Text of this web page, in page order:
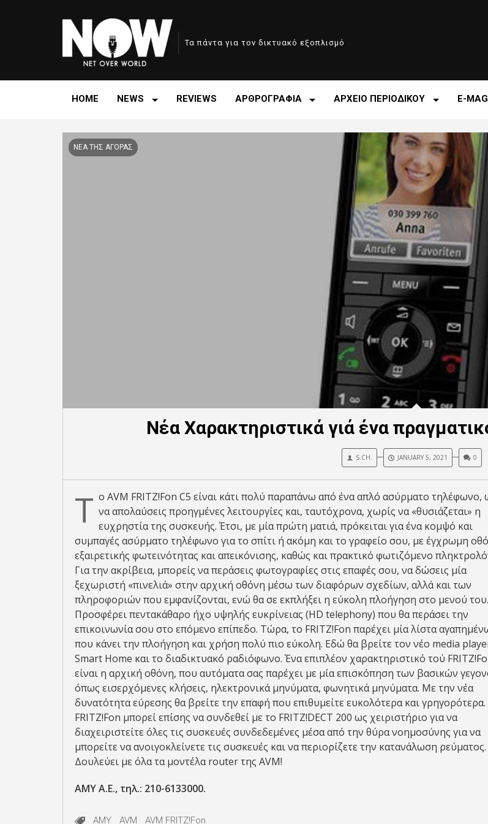
Τα πάντα για τον δικτυακό εξοπλισμό
HOME NEWS REVIEWS ΑΡΘΡΟΓΡΑΦΙΑ ΑΡΧΕΙΟ ΠΕΡΙΟΔΙΚΟΥ E-
ΝΕΑ ΤΗΣ ΑΓΟΡΑΣ
Νέα Χαρακτηριστικά γιά ένα
S.CH. JANUARY 5, 2021 0
Τ ο AVM FRITZ!Fon C5 είναι κάτι πολύ παραπάνω από ένα απλό ασύρματο τηλέφωνο,
να απολαύσεις προηγμένες λειτουργίες και, ταυτόχρονα, χωρίς να «θυσιάζεται» η
ευχρηστία της συσκευής. Έτσι, με μία πρώτη ματιά, πρόκειται για ένα κομψό και
συμπαγές ασύρματο τηλέφωνο για το σπίτι ή ακόμη και το γραφείο σου, με έγχρωμη
εξαιρετικής φωτεινότητας και απεικόνισης, καθώς και πρακτικό φωτιζόμενο
Για την ακρίβεια, μπορείς να περάσεις φωτογραφίες στις επαφές σου, να δώσεις μία
ξεχωριστή «πινελιά» στην αρχική οθόνη μέσω των διαφόρων σχεδίων, αλλά και των
πληροφοριών που εμφανίζονται, ενώ θα σε εκπλήξει η εύκολη πλοήγηση στο μενού του.
Προσφέρει πεντακάθαρο ήχο υψηλής ευκρίνειας (HD telephony) που θα περάσει την
επικοινωνία σου στο επόμενο επίπεδο. Τώρα, το FRITZ!Fon παρέχει μία λίστα
που κάνει την πλοήγηση και χρήση πολύ πιο εύκολη. Εδώ θα βρείτε τον νέο media
Smart Home και το διαδικτυακό ραδιόφωνο. Ένα επιπλέον χαρακτηριστικό τού
είναι η αρχική οθόνη, που αυτόματα σας παρέχει με μία επισκόπηση των βασικών
όπως εισερχόμενες κλήσεις, ηλεκτρονικά μηνύματα, φωνητικά μηνύματα. Με την νέα
δυνατότητα εύρεσης θα βρείτε την επαφή που επιθυμείτε ευκολότερα και
FRITZ!Fon μπορεί επίσης να συνδεθεί με το FRITZ!DECT 200 ως χειριστήριο για να
διαχειριστείτε όλες τις συσκευές συνδεδεμένες μέσα από την θύρα νοημοσύνης για να
μπορείτε να ανοιγοκλείνετε τις συσκευές και να περιορίζετε την κατανάλωση ρεύματος.
Δουλεύει με όλα τα μοντέλα router της AVM!
ΑΜΥ Α.Ε., τηλ.: 210-6133000.
AMY AVM AVM FRITZ!Fon